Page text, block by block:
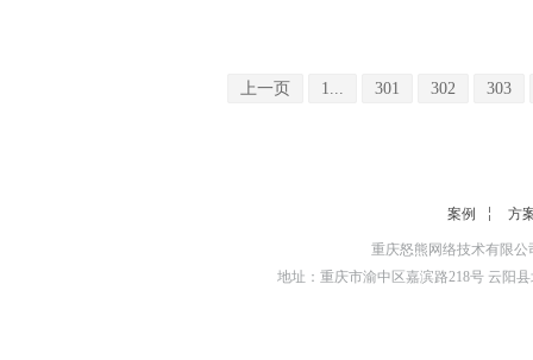
上一页 1... 301 302 303
案例 方
重庆怒熊网络技术有限
地址：重庆市渝中区嘉滨路218号 云阳